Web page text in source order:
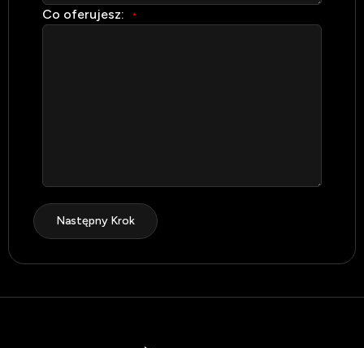
Co oferujesz: *
Następny Krok